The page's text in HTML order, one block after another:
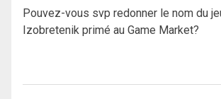
Pouvez-vous svp redonner le nom du
Izobretenik primé au Game Market?